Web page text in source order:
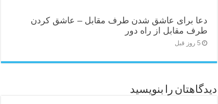
دعا برای عاشق شدن طرف مقابل – عاشق کردن
طرف مقابل از راه دور
5 روز قبل
دیدگاهتان را بنویسید